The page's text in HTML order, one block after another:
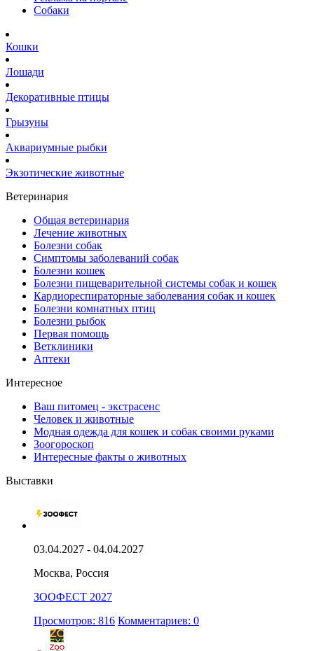
Собаки
Кошки
Лошади
Декоративные птицы
Грызуны
Аквариумные рыбки
Экзотические животные
Ветеринария
Общая ветеринария
Лечение животных
Болезни собак
Симптомы заболеваний собак
Болезни кошек
Болезни пищеварительной системы собак и кошек
Кардиореспираторные заболевания собак и кошек
Болезни комнатных птиц
Болезни рыбок
Первая помощь
Ветклиники
Аптеки
Интересное
Ваш питомец - экстрасенс
Человек и животные
Модная одежда для кошек и собак своими руками
Зоогороскоп
Интересные факты о животных
Выставки
03.04.2027 - 04.04.2027
Москва, Россия
ЗООФЕСТ 2027
Просмотров: 816 Комментариев: 0